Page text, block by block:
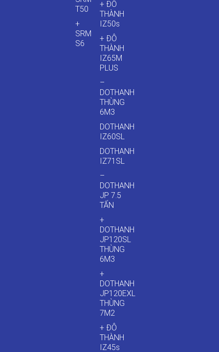
T50
+
SRM
S6
+ ĐÔ
THÀNH
IZ50s
+ ĐÔ
THÀNH
IZ65M
PLUS
–
DOTHANH
THÙNG
6M3
DOTHANH
IZ60SL
DOTHANH
IZ71SL
–
DOTHANH
JP 7.5
TẤN
+
DOTHANH
JP120SL
THÙNG
6M3
+
DOTHANH
JP120EXL
THÙNG
7M2
+ ĐÔ
THÀNH
IZ45s